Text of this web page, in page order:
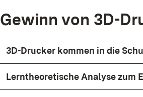
Gewinn von 3D-
3D-Drucker kommen in die
Lerntheoretische Analyse zum